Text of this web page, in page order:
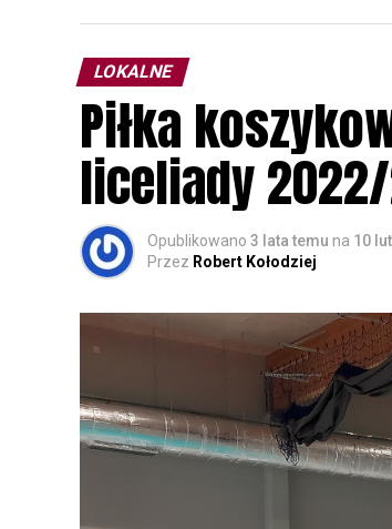
Wszystkich uczestników
rozpoznawanie głosów sów
zapisy.
LOKALNE
Piłka
liceliady
Opublikowano 3 lata temu na 10
Przez Robert Kołodziej